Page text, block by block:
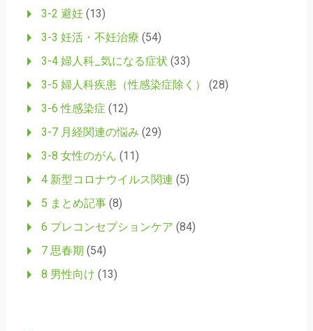
3-2 避妊(13)
3-3 妊活・不妊治療 (54)
3-4 婦人科_気になる症状 (33)
3-5 婦人科疾患（性感染症除く）
(28)
3-6 性感染症 (12)
3-7 月経関連の悩み (29)
3-8 女性のがん (11)
4 新型コロナウイルス関連 (5)
5 まとめ記事(8)
6 プレコンセプションケア (84)
7 思春期 (54)
8 男性向け (13)